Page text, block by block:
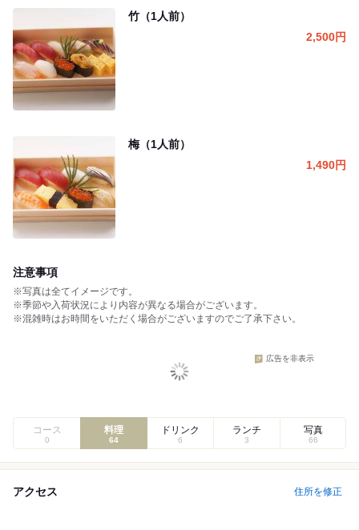
竹（1人前）
2,500円
梅（1人前）
1,490円
注意事項
※写真は全てイメージです。
※季節や入荷状況により内容が異なる場合がございます。
※混雑時はお時間をいただく場合がございますのでご了承下さい。
広告を非表示
コース
0
料理
64
ドリンク
6
ランチ
3
写真
66
アクセス 住所を修正